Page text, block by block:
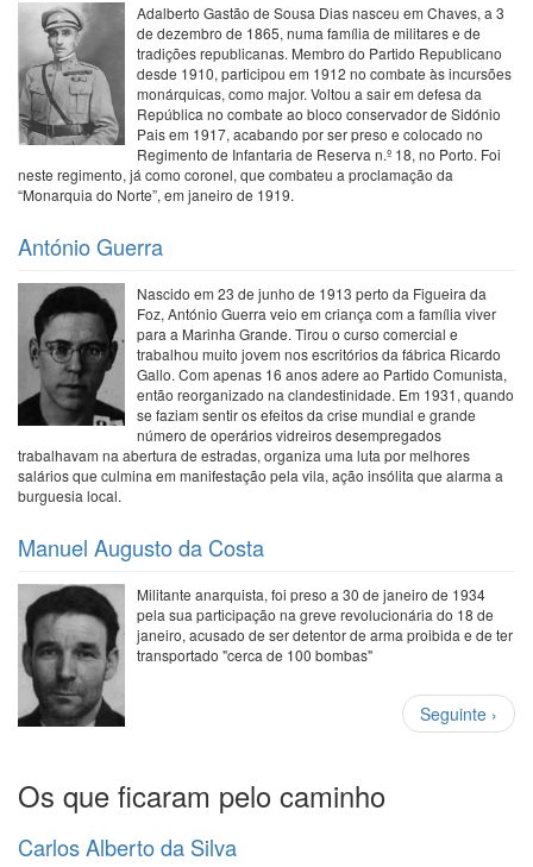
Adalberto Gastão de Sousa Dias nasceu em Chaves, a 3
de dezembro de 1865, numa família de militares e de
tradições republicanas. Membro do Partido Republicano
desde 1910, participou em 1912 no combate às incursões
monárquicas, como major. Voltou a sair em defesa da
República no combate ao bloco conservador de Sidónio
Pais em 1917, acabando por ser preso e colocado no
Regimento de Infantaria de Reserva n.º 18, no Porto. Foi
neste regimento, já como coronel, que combateu a proclamação da
“Monarquia do Norte”, em janeiro de 1919.
António Guerra
Nascido em 23 de junho de 1913 perto da Figueira da
Foz, António Guerra veio em criança com a família viver
para a Marinha Grande. Tirou o curso comercial e
trabalhou muito jovem nos escritórios da fábrica Ricardo
Gallo. Com apenas 16 anos adere ao Partido Comunista,
então reorganizado na clandestinidade. Em 1931, quando
se faziam sentir os efeitos da crise mundial e grande
número de operários vidreiros desempregados
trabalhavam na abertura de estradas, organiza uma luta por melhores
salários que culmina em manifestação pela vila, ação insólita que alarma a
burguesia local.
Manuel Augusto da Costa
Militante anarquista, foi preso a 30 de janeiro de 1934
pela sua participação na greve revolucionária do 18 de
janeiro, acusado de ser detentor de arma proibida e de ter
transportado "cerca de 100 bombas"
Paginação
Próxima
página
Seguinte ›
Os que ficaram pelo caminho
Carlos Alberto da Silva